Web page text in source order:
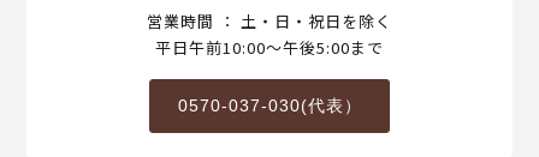
営業時間 ： 土・日・祝日を除く
平日午前10:00～午後5:00まで
0570-037-030(代表）